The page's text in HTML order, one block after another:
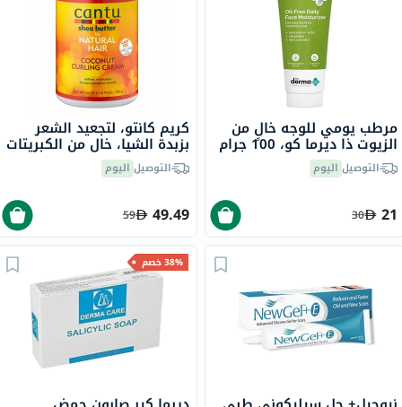
مرطب يومي للوجه خالٍ من
الزيوت ذا ديرما كو، 100 جرام
التوصيل اليوم
21
30
كريم كانتو، لتجعيد الشعر
بزبدة الشيا، خالٍ من الكبريتات
والبارابين، 709جرام.
التوصيل اليوم
49.49
59
38% خصم